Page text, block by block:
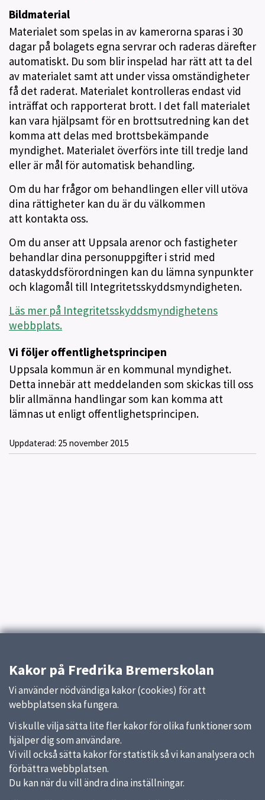
Bildmaterial
Materialet som spelas in av kamerorna sparas i 30
dagar på bolagets egna servrar och raderas därefter
automatiskt. Du som blir inspelad har rätt att ta del
av materialet samt att under vissa omständigheter
få det raderat. Materialet kontrolleras endast vid
inträffat och rapporterat brott. I det fall materialet
kan vara hjälpsamt för en brottsutredning kan det
komma att delas med brottsbekämpande
myndighet. Materialet överförs inte till tredje land
eller är mål för automatisk behandling.
Om du har frågor om behandlingen eller vill utöva
dina rättigheter kan du är du välkommen
att kontakta oss.
Om du anser att Uppsala arenor och fastigheter
behandlar dina personuppgifter i strid med
dataskyddsförordningen kan du lämna synpunkter
och klagomål till Integritetsskyddsmyndigheten.
Läs mer på Integritetsskyddsmyndighetens
webbplats.
Vi följer offentlighetsprincipen
Uppsala kommun är en kommunal myndighet.
Detta innebär att meddelanden som skickas till oss
blir allmänna handlingar som kan komma att
lämnas ut enligt offentlighetsprincipen.
Uppdaterad: 25 november 2015
Kakor på Fredrika Bremerskolan
Vi använder nödvändiga kakor (cookies) för att
webbplatsen ska fungera.
Vi skulle vilja sätta lite fler kakor för olika funktioner som
hjälper dig som användare.
Vi vill också sätta kakor för statistik så vi kan analysera och
förbättra webbplatsen.
Du kan när du vill ändra dina inställningar.